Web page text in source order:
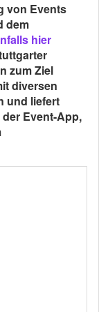
von Events
dem
hier
zum Ziel
diversen
und liefert
Event-App,